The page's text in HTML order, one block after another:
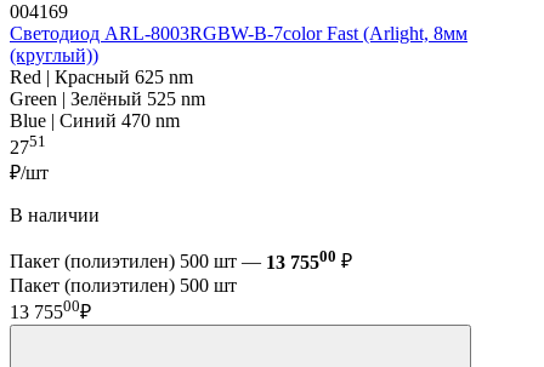
004169
Светодиод ARL-8003RGBW-B-7color Fast (Arlight, 8мм
(круглый))
Red | Красный 625 nm
Green | Зелёный 525 nm
Blue | Синий 470 nm
2751
₽/шт
В наличии
Пакет (полиэтилен) 500 шт — 13 75500 ₽
Пакет (полиэтилен) 500 шт
13 75500₽